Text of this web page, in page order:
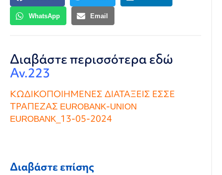
WhatsApp Email
Διαβάστε περισσότερα εδώ
Αν.223
ΚΩΔΙΚΟΠΟΙΗΜΕΝΕΣ ΔΙΑΤΑΞΕΙΣ ΕΣΣΕ
ΤΡΑΠΕΖΑΣ EUROBANK-UNION
EUROBANK_13-05-2024
Διαβάστε επίσης